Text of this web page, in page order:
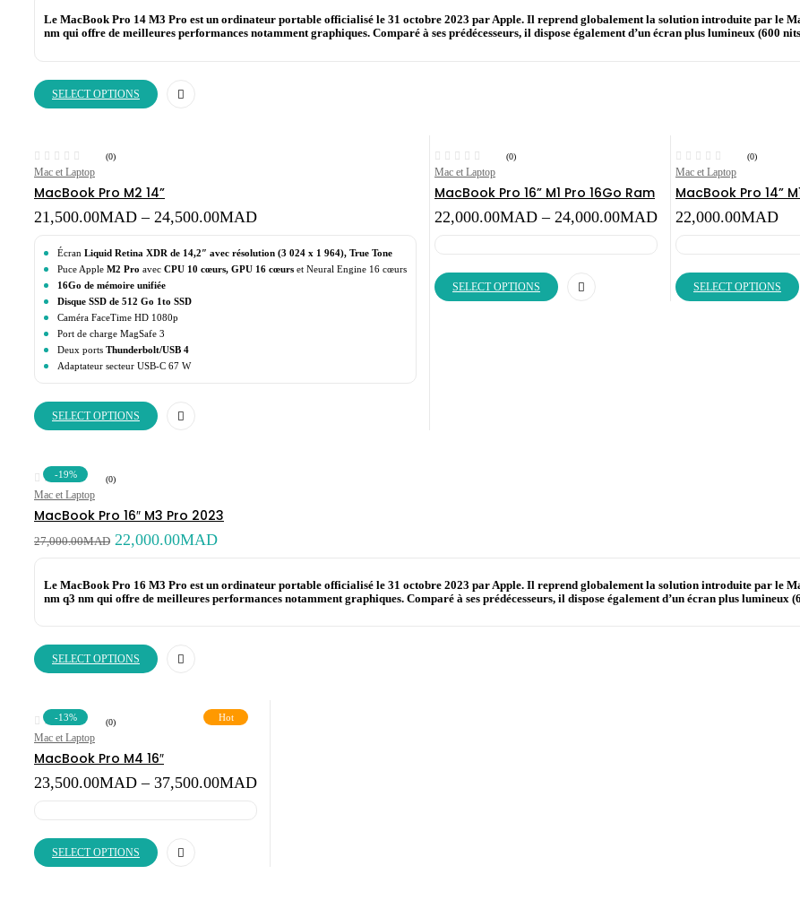
23,700.00MAD.20,200.00MAD.
Le MacBook Pro 14 M3 Pro est un ordinateur portable officialisé le 31 octobre 2023 par Apple. Il reprend globalement la solution introduite par le
nm qui offre de meilleures performances notamment graphiques. Comparé à ses prédécesseurs, il dispose également d’un écran plus lumineux (600
SELECT OPTIONS
(0)
Mac et Laptop
MacBook Pro M2 14”
21,500.00MAD – 24,500.00MADPrice
21,500.00MAD
through
Écran Liquid Retina XDR de 14,2″ avec résolution (3 024 x 1 964), True Tone
Puce Apple M2 Pro avec CPU 10 cœurs, GPU 16 cœurs et Neural Engine 16 cœurs
16Go de mémoire unifiée
Disque SSD de 512 Go 1to SSD
Caméra FaceTime HD 1080p
Port de charge MagSafe 3
Deux ports Thunderbolt/USB 4
Adaptateur secteur USB‑C 67 W
SELECT OPTIONS
(0)
Mac et Laptop
MacBook Pro 16” M1 Pro 16Go Ram
22,000.00MAD – 24,000.00MADPrice
24,000.00MAD
SELECT OPTIONS
(0)
Mac et Laptop
MacBook Pro 14”
22,000.00MAD
SELECT OPTIONS
-19% (0)
Mac et Laptop
MacBook Pro 16″ M3 Pro 2023
27,000.00MAD Original
27,000.00MAD.
22,000.00MADCurrent
22,000.00MAD.
Le MacBook Pro 16 M3 Pro est un ordinateur portable officialisé le 31 octobre 2023 par Apple. Il reprend globalement la solution introduite par le
nm q3 nm qui offre de meilleures performances notamment graphiques. Comparé à ses prédécesseurs, il dispose également d’un écran plus lumineux
SELECT OPTIONS
Hot
-13% (0)
Mac et Laptop
MacBook Pro M4 16″
23,500.00MAD – 37,500.00MADPrice
SELECT OPTIONS